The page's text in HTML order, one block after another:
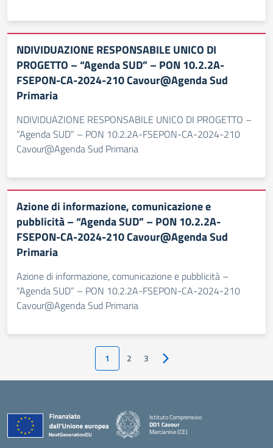
NDIVIDUAZIONE RESPONSABILE UNICO DI
PROGETTO – “Agenda SUD” – PON 10.2.2A-
FSEPON-CA-2024-210 Cavour@Agenda Sud
Primaria
NDIVIDUAZIONE RESPONSABILE UNICO DI PROGETTO –
“Agenda SUD” – PON 10.2.2A-FSEPON-CA-2024-210
Cavour@Agenda Sud Primaria
Azione di informazione, comunicazione e
pubblicità – “Agenda SUD” – PON 10.2.2A-
FSEPON-CA-2024-210 Cavour@Agenda Sud
Primaria
Azione di informazione, comunicazione e pubblicità –
“Agenda SUD” – PON 10.2.2A-FSEPON-CA-2024-210
Cavour@Agenda Sud Primaria
1 2 3 Pagina successiva
Istituto Comprensivo
DD1 Cavour
Marcianise (CE)